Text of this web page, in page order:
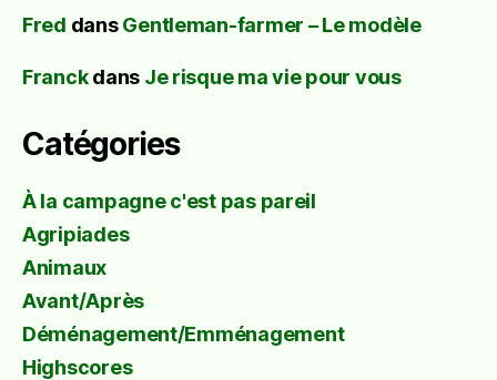
Fred dansGentleman-farmer – Le modèle
Franckdans Je risque ma vie pour vous
Catégories
À la campagne c'est pas pareil
Agripiades
Animaux
Avant/Après
Déménagement/Emménagement
Highscores